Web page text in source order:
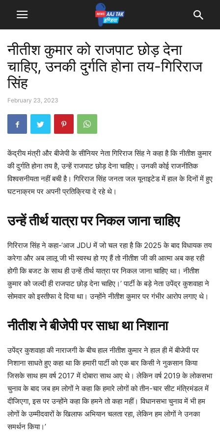
नीतीश कुमार को राजपाट छोड़ देना
चाहिए, उनकी दुर्गति होना तय-गिरिराज
सिंह
February 23, 2023
केंद्रीय मंत्री और बीजेपी के सीनियर नेता गिरिराज सिंह ने कहा है कि नीतीश कुमार
की दुर्गति होना तय है, उन्हें राजपाट छोड़ देना चाहिए। उनकी कोई राजनीतिक
विश्वसनीयता नहीं बची है। गिरिराज सिंह जनता जल यूनाइटेड में हाल के दिनों में हुए
घटनाक्रम पर अपनी प्रतिक्रिया दे रहे थे।
उन्हें तीर्थ यात्रा पर निकल जाना चाहिए
गिरिराज सिंह ने कहा-‘आज JDU में जो चल रहा है कि 2025 के बाद विधायक तय
करेगा और अब लालू जी भी स्वस्थ हो गए हैं तो नीतीश जी की आत्मा अब कह रही
होगी कि बजट के साथ ही उन्हें तीर्थ यात्रा पर निकल जाना चाहिए था। नीतीश
कुमार को जल्दी ही राजपाट छोड़ देना चाहिए।’ पार्टी के बड़े नेता उपेंद्र कुशवाहा ने
सोमवार को इस्तीफा दे दिया था। उन्होंने नीतीश कुमार पर गंभीर आरोप लगाए थे।
नीतीश ने बीजेपी पर साधा था निशाना
उपेंद्र कुशवाहा की नाराजगी के बीच हाल नीतीश कुमार ने हाल ही में बीजेपी पर
निशाना साधते हुए कहा था कि हमारी पार्टी को एक बार किसी ने नुकसान किया
जिसके साथ हम वर्ष 2017 में दोबारा साथ आए थे। लेकिन वर्ष 2019 के लोकसभा
चुनाव के बाद जब हम लोगों ने कहा कि हमारे लोगों को तीन-चार सीट मंत्रिमंडल में
दीजिएगा, इस पर उन्होंने कहा कि हमने तो कहा नहीं। विधानसभा चुनाव में भी हम
लोगों के उम्मीदवारों के खिलाफ अभियान चलता रहा, लेकिन हम लोगों ने उनका
समर्थन किया।’